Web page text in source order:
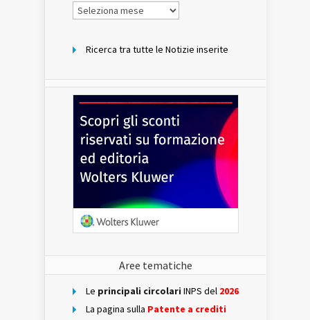
Notizie
per
Ricerca tra tutte le Notizie inserite
Aree tematiche
Le principali circolari INPS del 2026
La pagina sulla Patente a crediti